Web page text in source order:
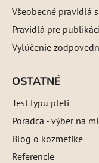
Všeobecné pravidlá
Pravidlá pre
Vylúčenie
OSTATNÉ
Test typu pleti
Poradca - výber na
Blog o kozmetike
Referencie